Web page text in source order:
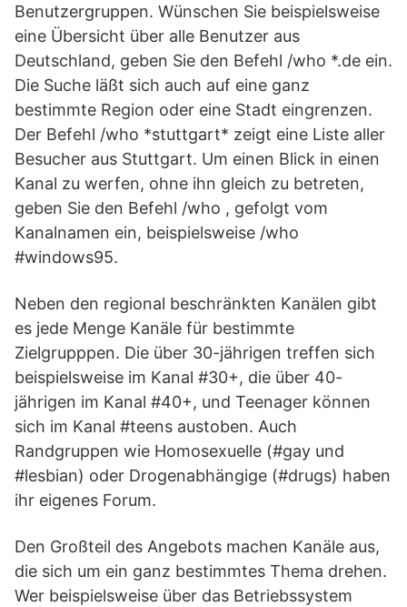
Benutzergruppen. Wünschen Sie beispielsweise
eine Übersicht über alle Benutzer aus
Deutschland, geben Sie den Befehl /who *.de ein.
Die Suche läßt sich auch auf eine ganz
bestimmte Region oder eine Stadt eingrenzen.
Der Befehl /who *stuttgart* zeigt eine Liste aller
Besucher aus Stuttgart. Um einen Blick in einen
Kanal zu werfen, ohne ihn gleich zu betreten,
geben Sie den Befehl /who , gefolgt vom
Kanalnamen ein, beispielsweise /who
#windows95.
Neben den regional beschränkten Kanälen gibt
es jede Menge Kanäle für bestimmte
Zielgrupppen. Die über 30-jährigen treffen sich
beispielsweise im Kanal #30+, die über 40-
jährigen im Kanal #40+, und Teenager können
sich im Kanal #teens austoben. Auch
Randgruppen wie Homosexuelle (#gay und
#lesbian) oder Drogenabhängige (#drugs) haben
ihr eigenes Forum.
Den Großteil des Angebots machen Kanäle aus,
die sich um ein ganz bestimmtes Thema drehen.
Wer beispielsweise über das Betriebssystem